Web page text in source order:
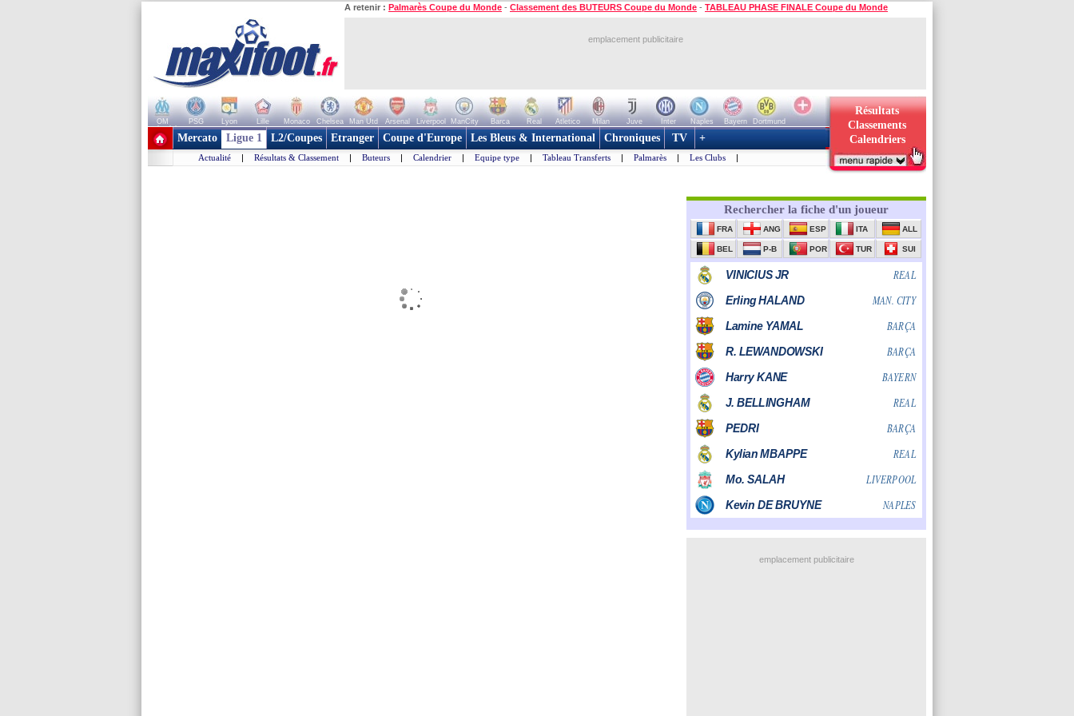
A retenir : Palmarès Coupe du Monde - Classement des BUTEURS Coupe du Monde - TABLEAU PHASE FINALE Coupe du Monde
emplacement publicitaire
OM PSG Lyon Lille Monaco Chelsea Man Utd Arsenal Liverpool ManCity Barca Real Atletico Milan Juve Inter Naples Bayern
Dortmund
+ de clubs
Résultats
Classements
Calendriers
Mercato Ligue 1 L2/Coupes Etranger Coupe d'Europe Les Bleus & International Chroniques TV +
Actualité | Résultats & Classement | Buteurs | Calendrier | Equipe type | Tableau Transferts | Palmarès | Les Clubs |
emplacement publicitaire